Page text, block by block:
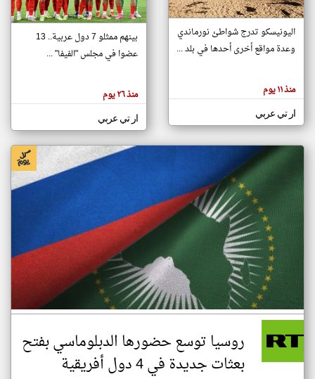
تغيير الدولة
اخبار جزر القمر على مدار الساعة
أهم اخبار جزر القمر العاجلة والمباشرة
هنا عن
وجهة
كاتبيها.
اليونيسكو تدرج شواطئ نورماندي
وعدة مواقع أخرى أحدها في بلد ...
منذ ١١ يوم
ار تي عربي
بينهم ممثلو 7 دول عربية.. 13
عضوا في مجلس "الفيفا" ...
منذ ٢٦ يوم
ار تي عربي
روسيا توسع حضورها الدبلوماسي بفتح
بعثات جديدة في 4 دول أفريقية
klyoum.com